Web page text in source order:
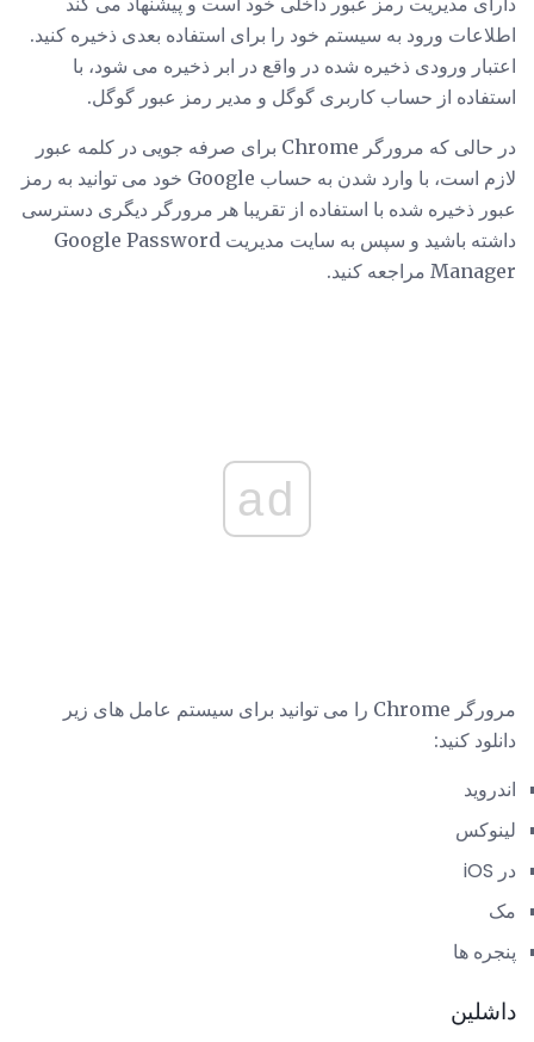
اطلاعات ورود به سیستم خود را برای استفاده بعدی ذخیره کنید.
اعتبار ورودی ذخیره شده در واقع در ابر ذخیره می شود، با
استفاده از حساب کاربری گوگل و مدیر رمز عبور گوگل.
در حالی که مرورگر Chrome برای صرفه جویی در کلمه عبور
لازم است، با وارد شدن به حساب Google خود می توانید به رمز
عبور ذخیره شده با استفاده از تقریبا هر مرورگر دیگری دسترسی
داشته باشید و سپس به سایت مدیریت Google Password
Manager مراجعه کنید.
ad
مرورگر Chrome را می توانید برای سیستم عامل های زیر
دانلود کنید:
اندروید
لینوکس
در iOS
مک
پنجره ها
داشلین